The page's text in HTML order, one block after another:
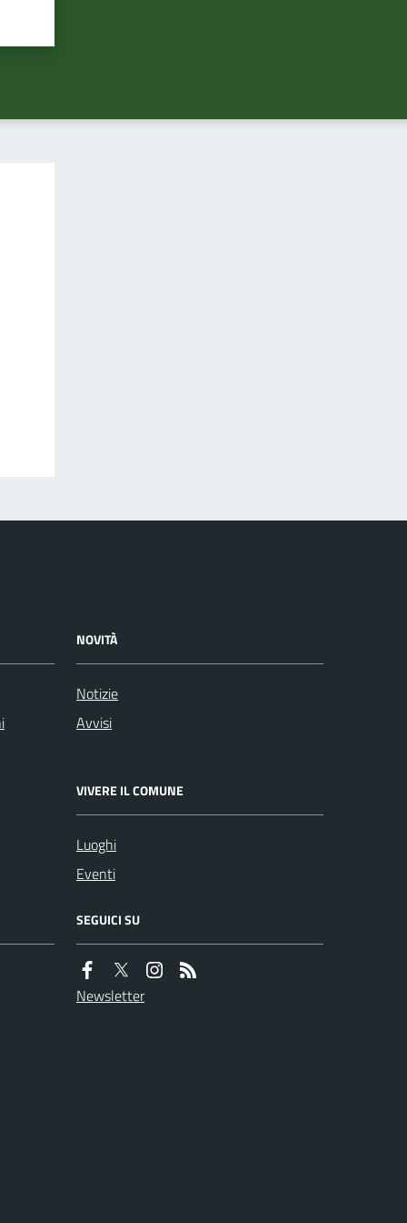
NOVITÀ
Notizie
Avvisi
VIVERE IL COMUNE
Luoghi
Eventi
SEGUICI SU
Newsletter